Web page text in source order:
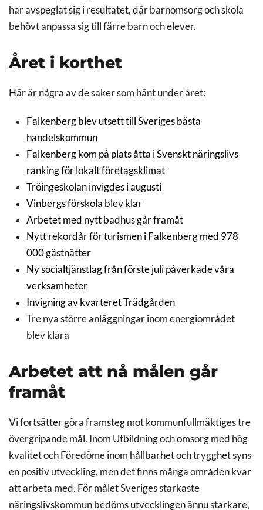
har avspeglat sig i resultatet, där barnomsorg och skola
behövt anpassa sig till färre barn och elever.
Året i korthet
Här är några av de saker som hänt under året:
Falkenberg blev utsett till Sveriges bästa
handelskommun
Falkenberg kom på plats åtta i Svenskt näringslivs
ranking för lokalt företagsklimat
Tröingeskolan invigdes i augusti
Vinbergs förskola blev klar
Arbetet med nytt badhus går framåt
Nytt rekordår för turismen i Falkenberg med 978
000 gästnätter
Ny socialtjänstlag från förste juli påverkade våra
verksamheter
Invigning av kvarteret Trädgården
Tre nya större anläggningar inom energiområdet
blev klara
Arbetet att nå målen går
framåt
Vi fortsätter göra framsteg mot kommunfullmäktiges tre
övergripande mål. Inom Utbildning och omsorg med hög
kvalitet och Föredöme inom hållbarhet och trygghet syns
en positiv utveckling, men det finns många områden kvar
att arbeta med. För målet Sveriges starkaste
näringslivskommun bedöms utvecklingen ännu starkare,